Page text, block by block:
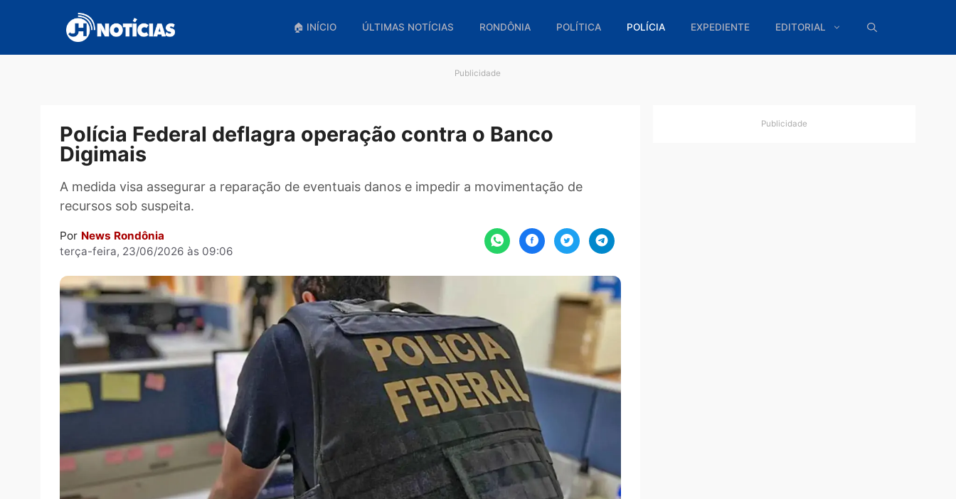
conteúdo
🏠 INÍCIO ÚLTIMAS NOTÍCIAS RONDÔNIA POLÍTICA POLÍCIA EXPEDIENTE EDITORIAL
Polícia Federal deflagra operação contra o Banco
Digimais
A medida visa assegurar a reparação de eventuais danos e impedir a movimentação de
recursos sob suspeita.
Por
News Rondônia
terça-feira, 23/06/2026 às 09:06